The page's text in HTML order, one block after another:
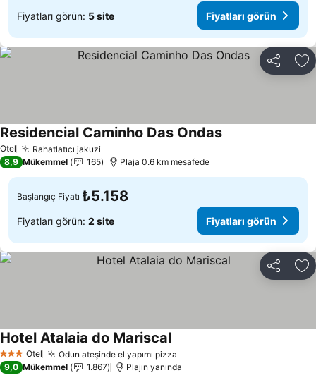
Fiyatları görün: 5 site Fiyatları görün
Paylaş
Otel Rahatlatıcı jakuzi
Residencial Caminho Das OndasFiyatları görün
8,9 Mükemmel 165 Plaja 0.6 km mesafede
Başlangıç Fiyatı ₺5.158
Fiyatları görün: 2 site Fiyatları görün
Paylaş
3 YıldızOtel Odun ateşinde el yapımı pizza
Hotel Atalaia do MariscalFiyatları görün
9,0 Mükemmel 1.867 Plajın yanında